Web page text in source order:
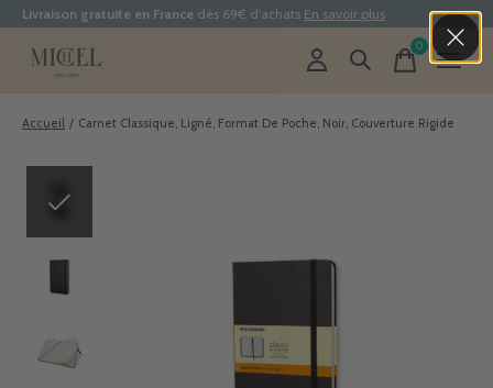
Livraison gratuite en France dès 69€ d'achats En savoir plus
0items
Accueil / Carnet Classique, Ligné, Format De Poche, Noir, Couverture Rigide